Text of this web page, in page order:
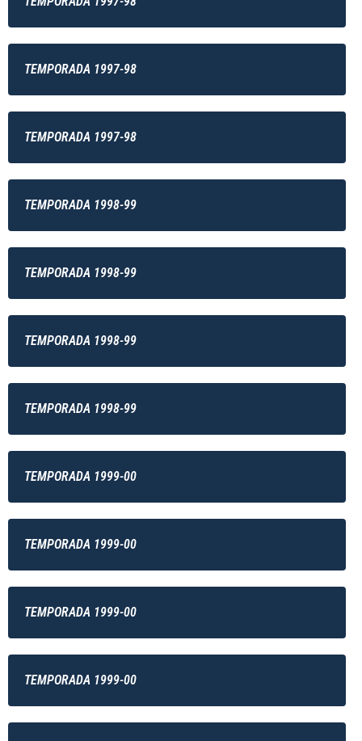
TEMPORADA 1997-98
TEMPORADA 1997-98
TEMPORADA 1998-99
TEMPORADA 1998-99
TEMPORADA 1998-99
TEMPORADA 1998-99
TEMPORADA 1999-00
TEMPORADA 1999-00
TEMPORADA 1999-00
TEMPORADA 1999-00